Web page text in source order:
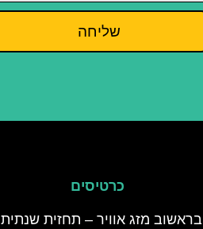
שליחה
כרטיסים
בראשוב מזג אוויר – תחזית שנתית